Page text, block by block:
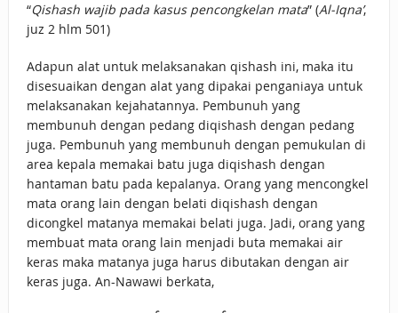
“Qishash wajib pada kasus pencongkelan mata” (Al-Iqna’,
juz 2 hlm 501)
Adapun alat untuk melaksanakan qishash ini, maka itu
disesuaikan dengan alat yang dipakai penganiaya untuk
melaksanakan kejahatannya. Pembunuh yang
membunuh dengan pedang diqishash dengan pedang
juga. Pembunuh yang membunuh dengan pemukulan di
area kepala memakai batu juga diqishash dengan
hantaman batu pada kepalanya. Orang yang mencongkel
mata orang lain dengan belati diqishash dengan
dicongkel matanya memakai belati juga. Jadi, orang yang
membuat mata orang lain menjadi buta memakai air
keras maka matanya juga harus dibutakan dengan air
keras juga. An-Nawawi berkata,